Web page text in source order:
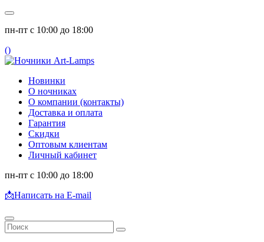
пн-пт с 10:00 до 18:00
()
Новинки
О ночниках
О компании (контакты)
Доставка и оплата
Гарантия
Скидки
Оптовым клиентам
Личный кабинет
пн-пт с 10:00 до 18:00
📩Написать на E-mail